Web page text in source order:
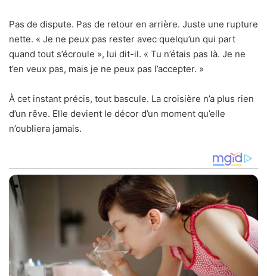
Pas de dispute. Pas de retour en arrière. Juste une rupture
nette. « Je ne peux pas rester avec quelqu’un qui part
quand tout s’écroule », lui dit-il. « Tu n’étais pas là. Je ne
t’en veux pas, mais je ne peux pas l’accepter. »
À cet instant précis, tout bascule. La croisière n’a plus rien
d’un rêve. Elle devient le décor d’un moment qu’elle
n’oubliera jamais.